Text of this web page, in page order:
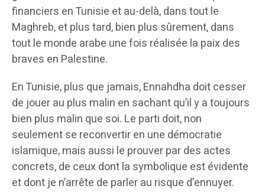
financiers en Tunisie et au-delà, dans tout le
Maghreb, et plus tard, bien plus sûrement, dans
tout le monde arabe une fois réalisée la paix des
braves en Palestine.
En Tunisie, plus que jamais, Ennahdha doit cesser
de jouer au plus malin en sachant qu’il y a toujours
bien plus malin que soi. Le parti doit, non
seulement se reconvertir en une démocratie
islamique, mais aussi le prouver par des actes
concrets, de ceux dont la symbolique est évidente
et dont je n’arrête de parler au risque d’ennuyer.